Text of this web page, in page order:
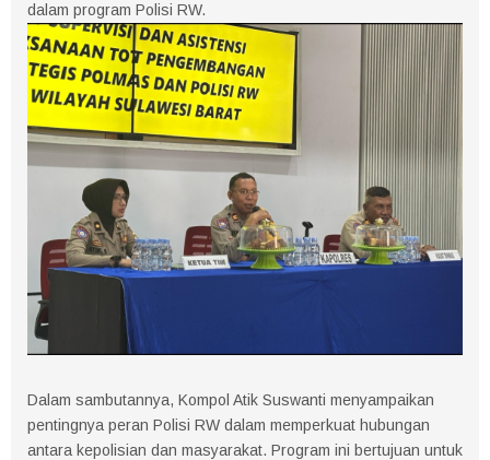
dalam program Polisi RW.
Dalam sambutannya, Kompol Atik Suswanti menyampaikan
pentingnya peran Polisi RW dalam memperkuat hubungan
antara kepolisian dan masyarakat. Program ini bertujuan untuk